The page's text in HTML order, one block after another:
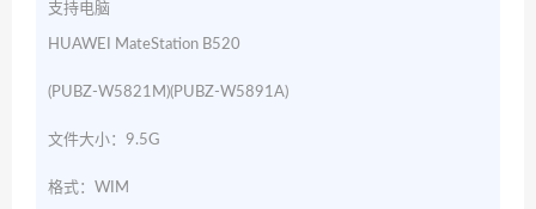
支持电脑
HUAWEI MateStation B520
(PUBZ-W5821M)(PUBZ-W5891A)
文件大小：9.5G
格式：WIM